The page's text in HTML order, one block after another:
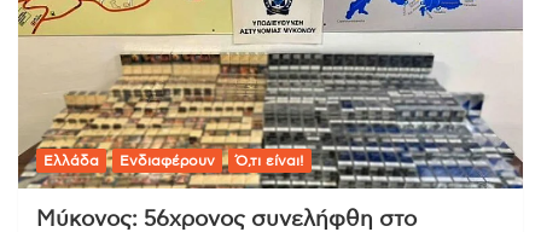
Ελλάδα Ενδιαφέρουν Ό,τι είναι!
Μύκονος: 56χρονος συνελήφθη στο